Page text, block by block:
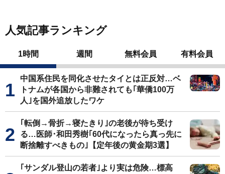
人気記事ランキング
1時間 週間 無料会員 有料会員
中国系住民を同化させたタイとは正反対…ベ
トナムが各国から非難されても｢華僑100万
人｣を国外追放したワケ
｢転倒→骨折→寝たきり｣の老後が待ち受け
る…医師･和田秀樹｢60代になったら真っ先に
断捨離すべきもの｣【定年後の黄金期3選】
｢サンダル登山の若者｣より実は危険…標高